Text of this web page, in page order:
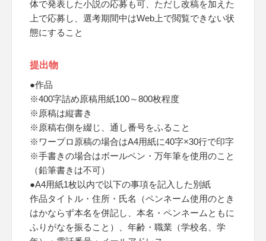
体で発表した小説の応募も可、ただし改稿を加えた
上で応募し、選考期間中はWeb上で閲覧できない状
態にすること
提出物
●作品
※400字詰め原稿用紙100～800枚程度
※原稿は縦書き
※原稿右側を綴じ、通し番号をふること
※ワープロ原稿の場合はA4用紙に40字×30行で印字
※手書きの場合はボールペン・万年筆を使用のこと
（鉛筆書きは不可）
●A4用紙1枚以内で以下の事項を記入した別紙
作品タイトル・住所・氏名（ペンネーム使用のとき
はかならず本名を併記し、本名・ペンネームともに
ふりがなを振ること）、年齢・職業（学校名、学